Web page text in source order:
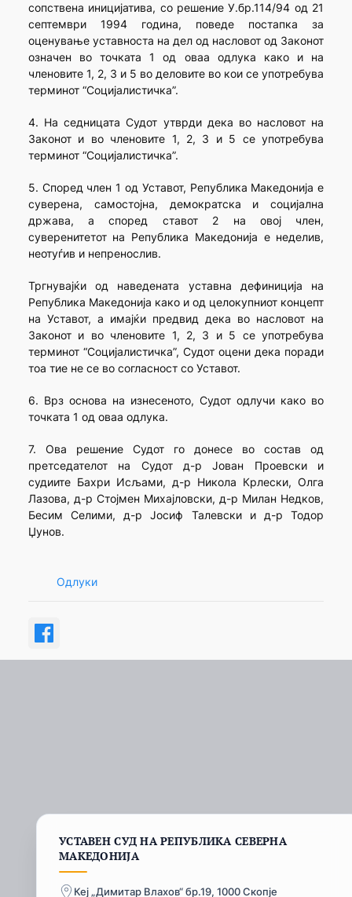
сопствена иницијатива, со решение У.бр.114/94 од 21
септември 1994 година, поведе постапка за
оценување уставноста на дел од насловот од Законот
означен во точката 1 од оваа одлука како и на
членовите 1, 2, 3 и 5 во деловите во кои се употребува
терминот “Социјалистичка”.
4. На седницата Судот утврди дека во насловот на
Законот и во членовите 1, 2, 3 и 5 се употребува
терминот “Социјалистичка”.
5. Според член 1 од Уставот, Република Македонија е
суверена, самостојна, демократска и социјална
држава, а според ставот 2 на овој член,
суверенитетот на Република Македонија е неделив,
неотуѓив и непренослив.
Тргнувајќи од наведената уставна дефиниција на
Република Македонија како и од целокупниот концепт
на Уставот, а имајќи предвид дека во насловот на
Законот и во членовите 1, 2, 3 и 5 се употребува
терминот “Социјалистичка”, Судот оцени дека поради
тоа тие не се во согласност со Уставот.
6. Врз основа на изнесеното, Судот одлучи како во
точката 1 од оваа одлука.
7. Ова решение Судот го донесе во состав од
претседателот на Судот д-р Јован Проевски и
судиите Бахри Исљами, д-р Никола Крлески, Олга
Лазова, д-р Стојмен Михајловски, д-р Милан Недков,
Бесим Селими, д-р Јосиф Талевски и д-р Тодор
Џунов.
Одлуки
УСТАВЕН СУД НА РЕПУБЛИКА СЕВЕРНА
МАКЕДОНИЈА
Кеј „Димитар Влахов“ бр.19, 1000 Скопје